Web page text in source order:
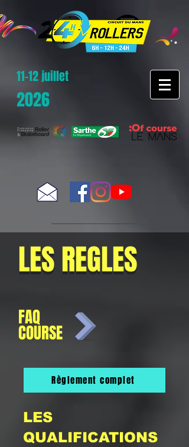
11-12 juillet
2026
LES REGLES
FAQ
COURSE
Règlement complet
LES
QUALIFICATIONS